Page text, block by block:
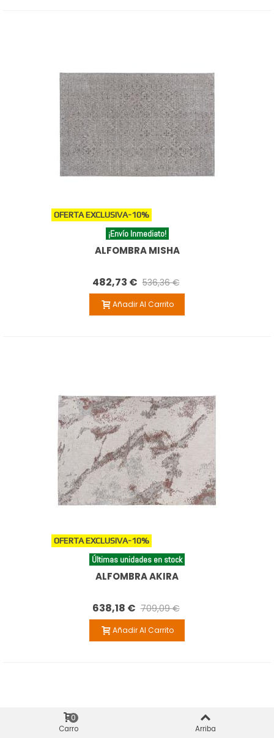
OFERTA EXCLUSIVA-10%
¡Envío Inmediato!
ALFOMBRA MISHA
482,73 € 536,36 €
Añadir Al Carrito
OFERTA EXCLUSIVA-10%
Últimas unidades en stock
ALFOMBRA AKIRA
638,18 € 709,09 €
Añadir Al Carrito
Carro
0
Arriba